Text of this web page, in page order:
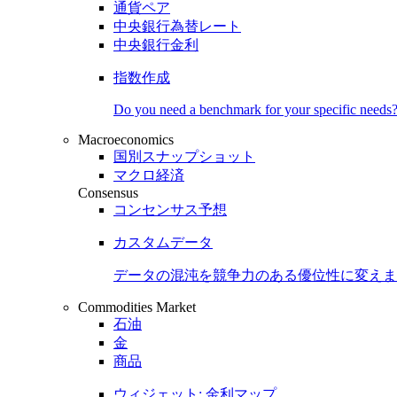
通貨ペア
中央銀行為替レート
中央銀行金利
指数作成
Do you need a benchmark for your specific needs?
Macroeconomics
国別スナップショット
マクロ経済
Consensus
コンセンサス予想
カスタムデータ
データの混沌を競争力のある優位性に変え
Commodities Market
石油
金
商品
ウィジェット: 金利マップ